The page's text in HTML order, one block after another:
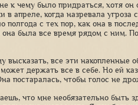
к чему было придраться, хотя он
апреле, когда назревала угроза
с тех пор, как она в
была все время рядом с ним.
высказать, все эти накопленные
держать все в себе. Но ей
постаралась, чтобы голос не
что мне необязательно быть